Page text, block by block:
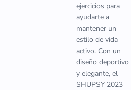
ejercicios para
ayudarte a
mantener un
estilo de vida
activo. Con un
diseño deportivo
y elegante, el
SHUPSY 2023